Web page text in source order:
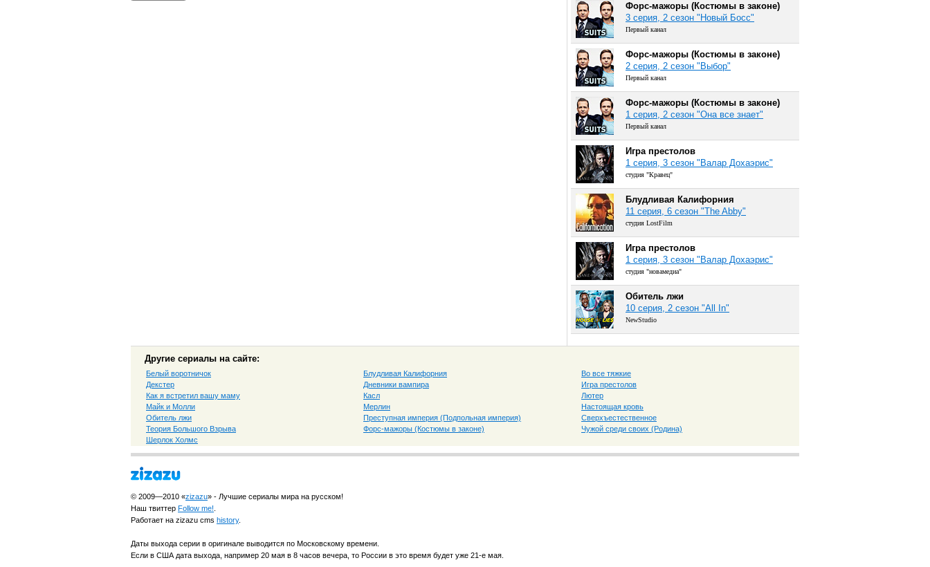
Форс-мажоры (Костюмы в законе)
3 серия, 2 сезон "Новый Босс"
Первый канал
Форс-мажоры (Костюмы в законе)
2 серия, 2 сезон "Выбор"
Первый канал
Форс-мажоры (Костюмы в законе)
1 серия, 2 сезон "Она все знает"
Первый канал
Игра престолов
1 серия, 3 сезон "Валар Дохаэрис"
студия "Кравец"
Блудливая Калифорния
11 серия, 6 сезон "The Abby"
студия LostFilm
Игра престолов
1 серия, 3 сезон "Валар Дохаэрис"
студия "новамедиа"
Обитель лжи
10 серия, 2 сезон "All In"
NewStudio
Другие сериалы на сайте:
Белый воротничок Блудливая Калифорния
Во все тяжкие
Декстер
Дневники вампира
Игра престолов
Как я встретил вашу маму
Касл
Лютер
Майк и Молли
Мерлин
Настоящая кровь
Обитель лжи
Преступная империя (Подпольная империя)
Сверхъестественное
Теория Большого Взрыва
Форс-мажоры (Костюмы в законе)
Чужой среди своих (Родина)
Шерлок Холмс
© 2009—2010 «zizazu» - Лучшие сериалы мира на русском!
Наш твиттер Follow me!
Работает на zizazu cms history.
Даты выхода серии в оригинале выводится по Московскому времени.
Если в США дата выхода, например 20 мая в 8 часов вечера, то России в это время будет уже 21-е мая.